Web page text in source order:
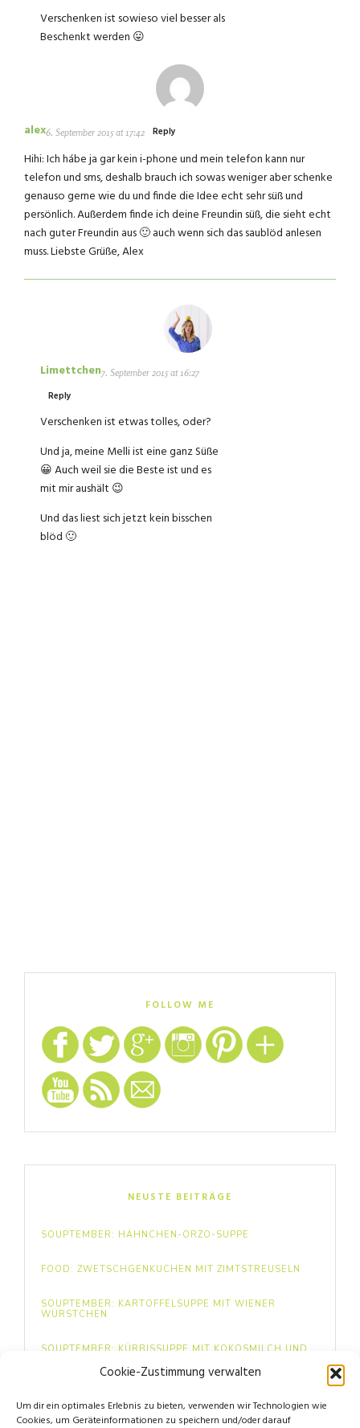
Cookie-Zustimmung verwalten
Um dir ein optimales Erlebnis zu bieten, verwenden wir Technologien wie
Cookies, um Geräteinformationen zu speichern und/oder darauf
Verschenken ist sowieso viel besser als
Beschenkt werden 😛
alex6. September 2015 at 17:42 Reply
Hihi: Ich hábe ja gar kein i-phone und mein telefon kann nur
telefon und sms, deshalb brauch ich sowas weniger aber schenke
genauso gerne wie du und finde die Idee echt sehr süß und
persönlich. Außerdem finde ich deine Freundin süß, die sieht echt
nach guter Freundin aus 🙂 auch wenn sich das saublöd anlesen
muss. Liebste Grüße, Alex
Limettchen7. September 2015 at 16:27
Reply
Verschenken ist etwas tolles, oder?
Und ja, meine Melli ist eine ganz Süße
😀 Auch weil sie die Beste ist und es
mit mir aushält 😉
Und das liest sich jetzt kein bisschen
blöd 🙂
FOLLOW ME
NEUSTE BEITRÄGE
SOUPTEMBER: HÄHNCHEN-ORZO-SUPPE
FOOD: ZWETSCHGENKUCHEN MIT ZIMTSTREUSELN
SOUPTEMBER: KARTOFFELSUPPE MIT WIENER
WÜRSTCHEN
SOUPTEMBER: KÜRBISSUPPE MIT KOKOSMILCH UND